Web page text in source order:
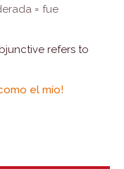
= fue
refers to
el mío!